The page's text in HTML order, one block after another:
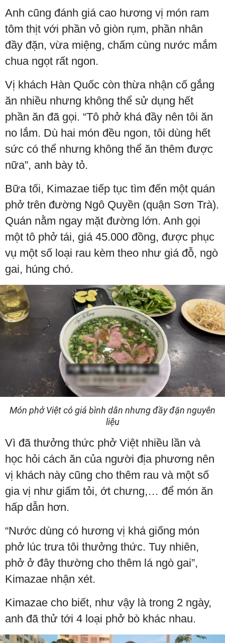
Anh cũng đánh giá cao hương vị món ram
tôm thịt với phần vỏ giòn rụm, phần nhân
đầy đặn, vừa miệng, chấm cùng nước mắm
chua ngọt rất ngon.
Vị khách Hàn Quốc còn thừa nhận cố gắng
ăn nhiều nhưng không thể sử dụng hết
phần ăn đã gọi. “Tô phở khá đầy nên tôi ăn
no lắm. Dù hai món đều ngon, tôi dùng hết
sức có thể nhưng không thể ăn thêm được
nữa”, anh bày tỏ.
Bữa tối, Kimazae tiếp tục tìm đến một quán
phở trên đường Ngô Quyền (quận Sơn Trà).
Quán nằm ngay mặt đường lớn. Anh gọi
một tô phở tái, giá 45.000 đồng, được phục
vụ một số loại rau kèm theo như giá đỗ, ngò
gai, húng chó.
Món phở Việt có giá bình dân nhưng đầy đặn nguyên
liệu
Vì đã thưởng thức phở Việt nhiều lần và
học hỏi cách ăn của người địa phương nên
vị khách này cũng cho thêm rau và một số
gia vị như giấm tỏi, ớt chưng,… để món ăn
hấp dẫn hơn.
“Nước dùng có hương vị khá giống món
phở lúc trưa tôi thưởng thức. Tuy nhiên,
phở ở đây thường cho thêm lá ngò gai”,
Kimazae nhận xét.
Kimazae cho biết, như vậy là trong 2 ngày,
anh đã thử tới 4 loại phở bò khác nhau.